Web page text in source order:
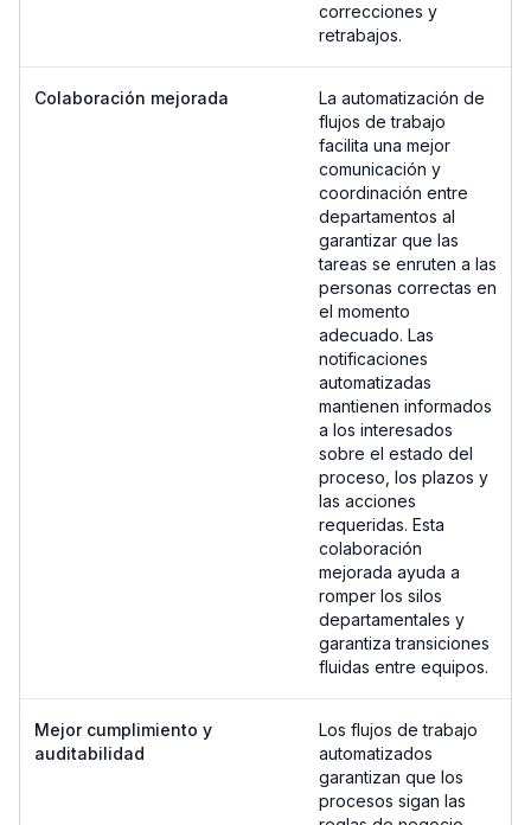
correcciones y
retrabajos.
Colaboración mejorada
La automatización de
flujos de trabajo
facilita una mejor
comunicación y
coordinación entre
departamentos al
garantizar que las
tareas se enruten a las
personas correctas en
el momento
adecuado. Las
notificaciones
automatizadas
mantienen informados
a los interesados
sobre el estado del
proceso, los plazos y
las acciones
requeridas. Esta
colaboración
mejorada ayuda a
romper los silos
departamentales y
garantiza transiciones
fluidas entre equipos.
Mejor cumplimiento y
auditabilidad
Los flujos de trabajo
automatizados
garantizan que los
procesos sigan las